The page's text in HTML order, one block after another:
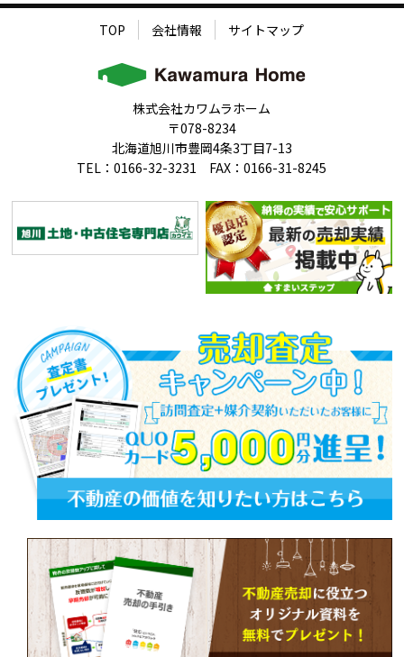
TOP 会社情報 サイトマップ
株式会社カワムラホーム
〒078-8234
北海道旭川市豊岡4条3丁目7-13
TEL：0166-32-3231 FAX：0166-31-8245